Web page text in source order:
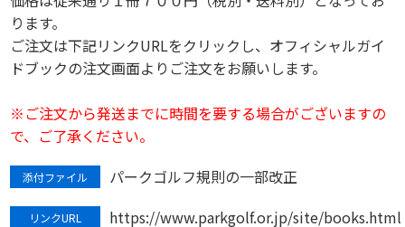
ります。
ご注文は下記リンクURLをクリックし、オフィシャルガイ
ドブックの注文画面よりご注文をお願いします。
※ご注文から発送までに時間を要する場合がございますの
で、ご了承ください。
添付ファイル パークゴルフ規則の一部改正
リンクURL https://www.parkgolf.or.jp/site/books.html